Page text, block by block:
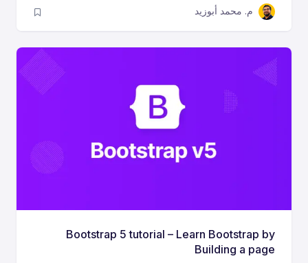
م. محمد أبوزيد
Bootstrap 5 tutorial – Learn Bootstrap by
Building a page